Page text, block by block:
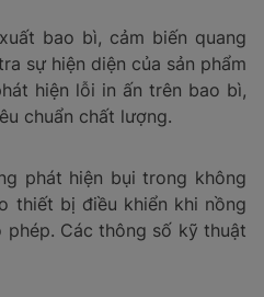
gọi là đầu dò vị trí, có khả
các thiết bị như van, cửa,
bị hoạt động thông qua
góc tham chiếu hoặc đo vị
ý: